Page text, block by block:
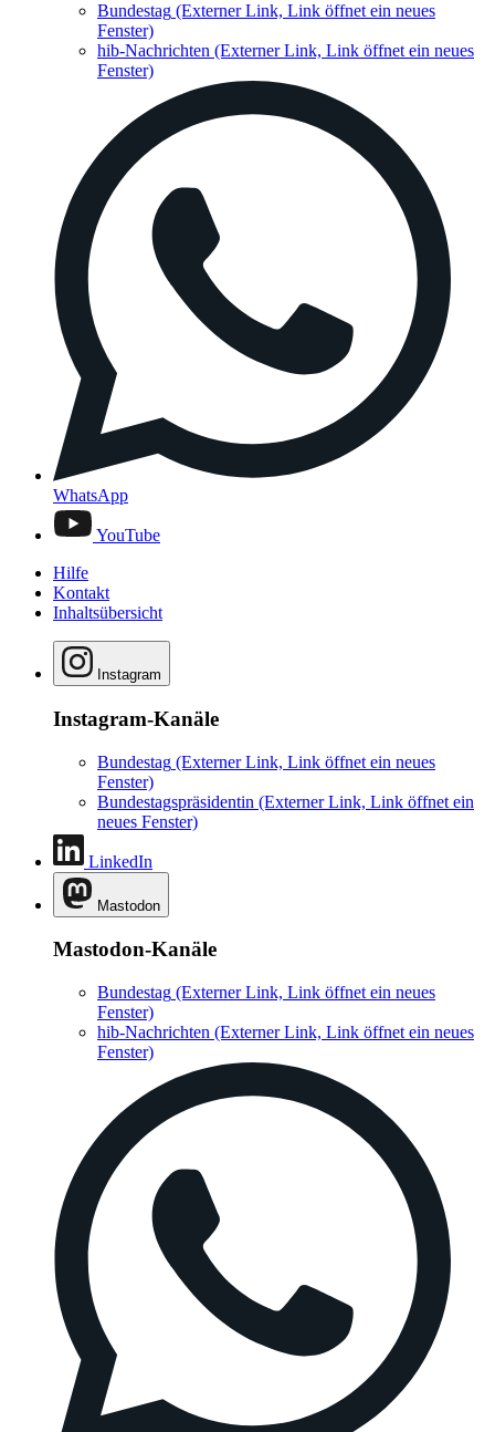
Bundestag (Externer Link, Link öffnet ein neues
Fenster)
hib-Nachrichten (Externer Link, Link öffnet ein neues
Fenster)
WhatsApp
YouTube
Hilfe
Kontakt
Inhaltsübersicht
Instagram
Instagram-Kanäle
Bundestag (Externer Link, Link öffnet ein neues
Fenster)
Bundestagspräsidentin (Externer Link, Link öffnet ein
neues Fenster)
LinkedIn
Mastodon
Mastodon-Kanäle
Bundestag (Externer Link, Link öffnet ein neues
Fenster)
hib-Nachrichten (Externer Link, Link öffnet ein neues
Fenster)